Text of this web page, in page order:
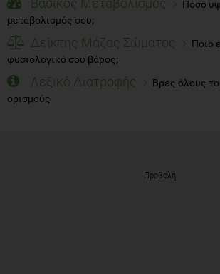
Βασικός Μεταβολισμός
Πόσο
μεταβολισμός σου;
Δείκτης Μάζας Σώματος
Ποιο
φυσιολογικό σου βάρος;
Λεξικό Διατροφής
Βρες όλους
ορισμούς
Προβολή